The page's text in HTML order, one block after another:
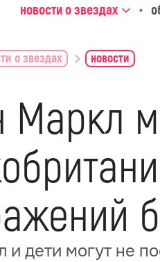
новости о звездах
о звездах новости
и дети могут не